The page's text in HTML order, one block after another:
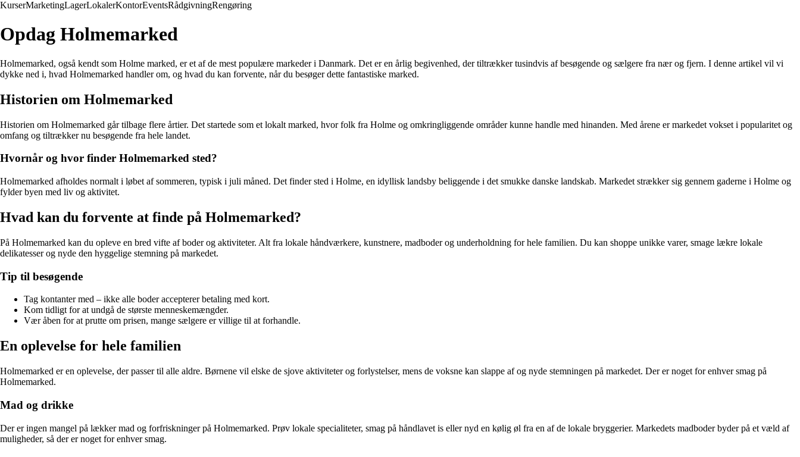
KurserMarketingLagerLokalerKontorEventsRådgivningRengøring
Opdag Holmemarked
Holmemarked, også kendt som Holme marked, er et af de mest populære markeder i Danmark. Det er en årlig begivenhed, der tiltrækker tusindvis af besøgende og sælgere fra nær og fjern. I denne artikel vil vi
dykke ned i, hvad Holmemarked handler om, og hvad du kan forvente, når du besøger dette fantastiske marked.
Historien om Holmemarked
Historien om Holmemarked går tilbage flere årtier. Det startede som et lokalt marked, hvor folk fra Holme og omkringliggende områder kunne handle med hinanden. Med årene er markedet vokset i popularitet og
omfang og tiltrækker nu besøgende fra hele landet.
Hvornår og hvor finder Holmemarked sted?
Holmemarked afholdes normalt i løbet af sommeren, typisk i juli måned. Det finder sted i Holme, en idyllisk landsby beliggende i det smukke danske landskab. Markedet strækker sig gennem gaderne i Holme og
fylder byen med liv og aktivitet.
Hvad kan du forvente at finde på Holmemarked?
På Holmemarked kan du opleve en bred vifte af boder og aktiviteter. Alt fra lokale håndværkere, kunstnere, madboder og underholdning for hele familien. Du kan shoppe unikke varer, smage lækre lokale
delikatesser og nyde den hyggelige stemning på markedet.
Tip til besøgende
Tag kontanter med – ikke alle boder accepterer betaling med kort.
Kom tidligt for at undgå de største menneskemængder.
Vær åben for at prutte om prisen, mange sælgere er villige til at forhandle.
En oplevelse for hele familien
Holmemarked er en oplevelse, der passer til alle aldre. Børnene vil elske de sjove aktiviteter og forlystelser, mens de voksne kan slappe af og nyde stemningen på markedet. Der er noget for enhver smag på
Holmemarked.
Mad og drikke
Der er ingen mangel på lækker mad og forfriskninger på Holmemarked. Prøv lokale specialiteter, smag på håndlavet is eller nyd en kølig øl fra en af de lokale bryggerier. Markedets madboder byder på et væld af
muligheder, så der er noget for enhver smag.